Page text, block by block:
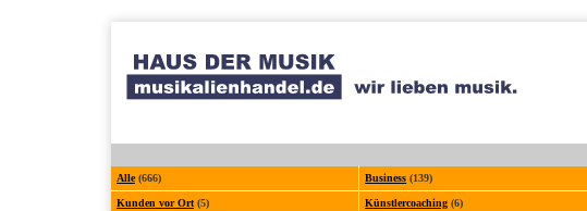
Alle(666) Business (139)
Kunden vor Ort (5) Künstlercoaching (6)